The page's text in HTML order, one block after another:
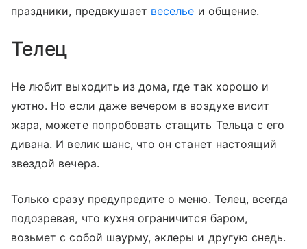
праздники, предвкушает веселье и общение.
Телец
Не любит выходить из дома, где так хорошо и
уютно. Но если даже вечером в воздухе висит
жара, можете попробовать стащить Тельца с его
дивана. И велик шанс, что он станет настоящий
звездой вечера.
Только сразу предупредите о меню. Телец, всегда
подозревая, что кухня ограничится баром,
возьмет с собой шаурму, эклеры и другую снедь.